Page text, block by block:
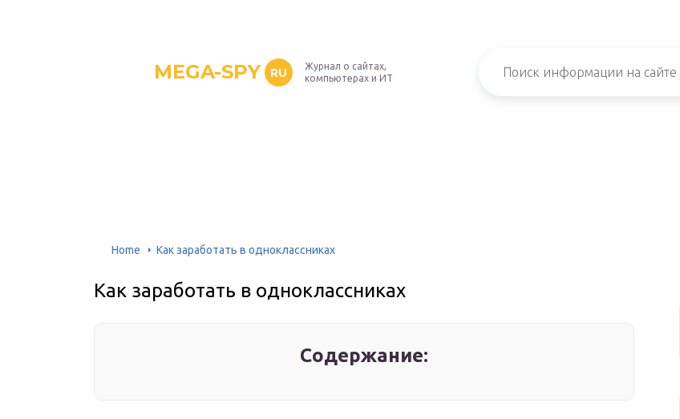
MEGA-SPY RU
Журнал о сайтах,
компьютерах и ИТ
Home Как заработать в одноклассниках
Как заработать в одноклассниках
Содержание: